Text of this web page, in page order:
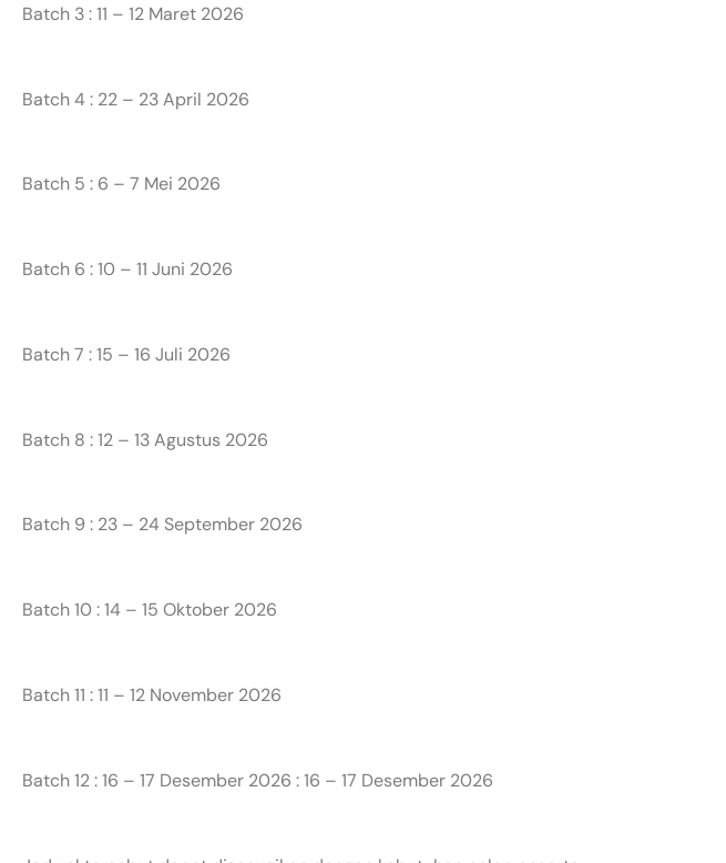
Batch 3 : 11 – 12 Maret 2026
Batch 4 : 22 – 23 April 2026
Batch 5 : 6 – 7 Mei 2026
Batch 6 : 10 – 11 Juni 2026
Batch 7 : 15 – 16 Juli 2026
Batch 8 : 12 – 13 Agustus 2026
Batch 9 : 23 – 24 September 2026
Batch 10 : 14 – 15 Oktober 2026
Batch 11 : 11 – 12 November 2026
Batch 12 : 16 – 17 Desember 2026 : 16 – 17 Desember 2026